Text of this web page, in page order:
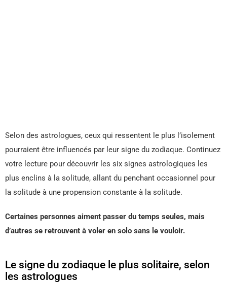
Selon des astrologues, ceux qui ressentent le plus l’isolement
pourraient être influencés par leur signe du zodiaque. Continuez
votre lecture pour découvrir les six signes astrologiques les
plus enclins à la solitude, allant du penchant occasionnel pour
la solitude à une propension constante à la solitude.
Certaines personnes aiment passer du temps seules, mais
d’autres se retrouvent à voler en solo sans le vouloir.
Le signe du zodiaque le plus solitaire, selon
les astrologues